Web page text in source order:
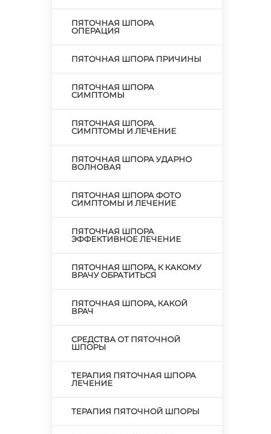
ПЯТОЧНАЯ ШПОРА
ОПЕРАЦИЯ
ПЯТОЧНАЯ ШПОРА ПРИЧИНЫ
ПЯТОЧНАЯ ШПОРА
СИМПТОМЫ
ПЯТОЧНАЯ ШПОРА
СИМПТОМЫ И ЛЕЧЕНИЕ
ПЯТОЧНАЯ ШПОРА УДАРНО
ВОЛНОВАЯ
ПЯТОЧНАЯ ШПОРА ФОТО
СИМПТОМЫ И ЛЕЧЕНИЕ
ПЯТОЧНАЯ ШПОРА
ЭФФЕКТИВНОЕ ЛЕЧЕНИЕ
ПЯТОЧНАЯ ШПОРА, К КАКОМУ
ВРАЧУ ОБРАТИТЬСЯ
ПЯТОЧНАЯ ШПОРА, КАКОЙ
ВРАЧ
СРЕДСТВА ОТ ПЯТОЧНОЙ
ШПОРЫ
ТЕРАПИЯ ПЯТОЧНАЯ ШПОРА
ЛЕЧЕНИЕ
ТЕРАПИЯ ПЯТОЧНОЙ ШПОРЫ